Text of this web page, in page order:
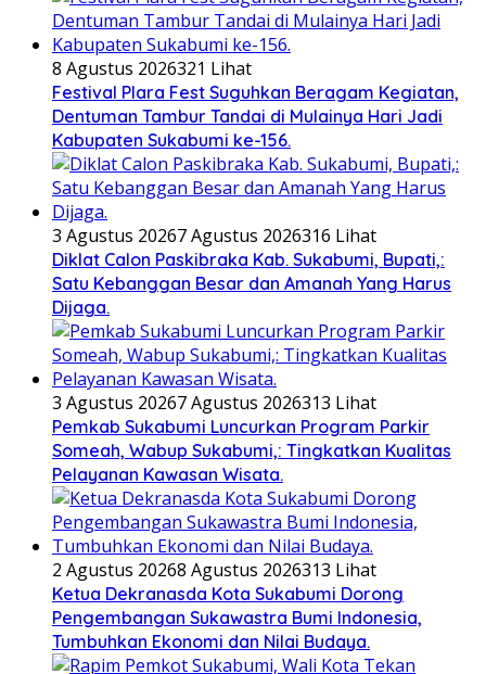
8 Agustus 2026321 Lihat
Festival Plara Fest Suguhkan Beragam Kegiatan,
Dentuman Tambur Tandai di Mulainya Hari Jadi
Kabupaten Sukabumi ke-156.
3 Agustus 20267 Agustus 2026316 Lihat
Diklat Calon Paskibraka Kab. Sukabumi, Bupati,:
Satu Kebanggan Besar dan Amanah Yang Harus
Dijaga.
3 Agustus 20267 Agustus 2026313 Lihat
Pemkab Sukabumi Luncurkan Program Parkir
Someah, Wabup Sukabumi,: Tingkatkan Kualitas
Pelayanan Kawasan Wisata.
2 Agustus 20268 Agustus 2026313 Lihat
Ketua Dekranasda Kota Sukabumi Dorong
Pengembangan Sukawastra Bumi Indonesia,
Tumbuhkan Ekonomi dan Nilai Budaya.